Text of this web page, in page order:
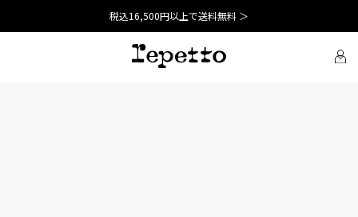
税込16,500円以上で送料無料 ＞